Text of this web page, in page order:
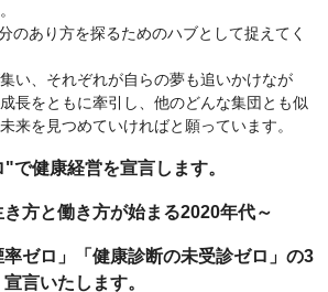
のあり方を探るためのハブとして捉えてく
い、それぞれが自らの夢も追いかけなが
長をともに牽引し、他のどんな集団とも似
来を見つめていければと願っています。
で健康経営を宣言します。
方と働き方が始まる2020年代～
率ゼロ」「健康診断の未受診ゼロ」の3
言いたします。